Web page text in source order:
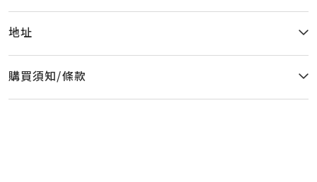
括：手術室，治療室丶內視鏡檢查丶專科身體檢查丶眼科檢查及
復康服務等。
地址
購買須知/條款